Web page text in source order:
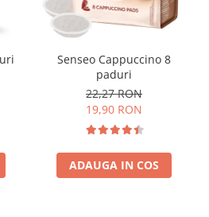
Senseo Cappuccino 8
paduri
22,27 RON
19,90 RON
ADAUGA IN COS